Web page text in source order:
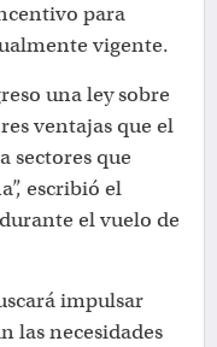
para
vigente.
una ley sobre
ventajas que el
sectores que
escribió el
el vuelo de
impulsar
las necesidades